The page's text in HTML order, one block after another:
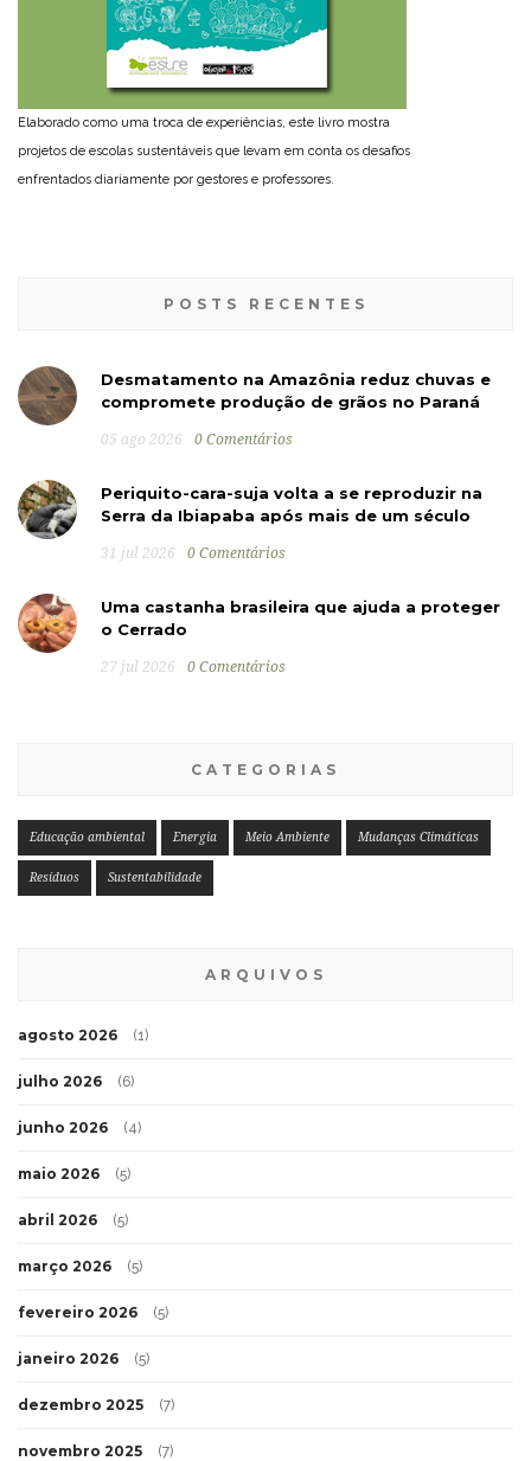
Elaborado como uma troca de experiências, este livro mostra
projetos de escolas sustentáveis que levam em conta os desafios
enfrentados diariamente por gestores e professores.
POSTS RECENTES
Desmatamento na Amazônia reduz chuvas e
compromete produção de grãos no Paraná
05 ago 2026 0 Comentários
Periquito-cara-suja volta a se reproduzir na
Serra da Ibiapaba após mais de um século
31 jul 2026 0 Comentários
Uma castanha brasileira que ajuda a proteger
o Cerrado
27 jul 2026 0 Comentários
CATEGORIAS
Educação ambiental Energia Meio Ambiente Mudanças Climáticas
Resíduos Sustentabilidade
ARQUIVOS
agosto 2026 (1)
julho 2026 (6)
junho 2026 (4)
maio 2026 (5)
abril 2026 (5)
março 2026 (5)
fevereiro 2026 (5)
janeiro 2026 (5)
dezembro 2025 (7)
novembro 2025 (7)